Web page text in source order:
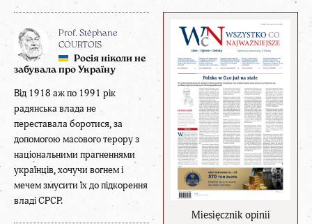
Miesięcznik opinii
Prof. Stéphane
COURTOIS
Росія ніколи не
забувала про Україну
Від 1918 аж по 1991 рік
радянська влада не
переставала боротися, за
допомогою масового терору з
національними прагненнями
українців, хочучи вогнем і
мечем змусити їх до підкорення
владі СРСР.